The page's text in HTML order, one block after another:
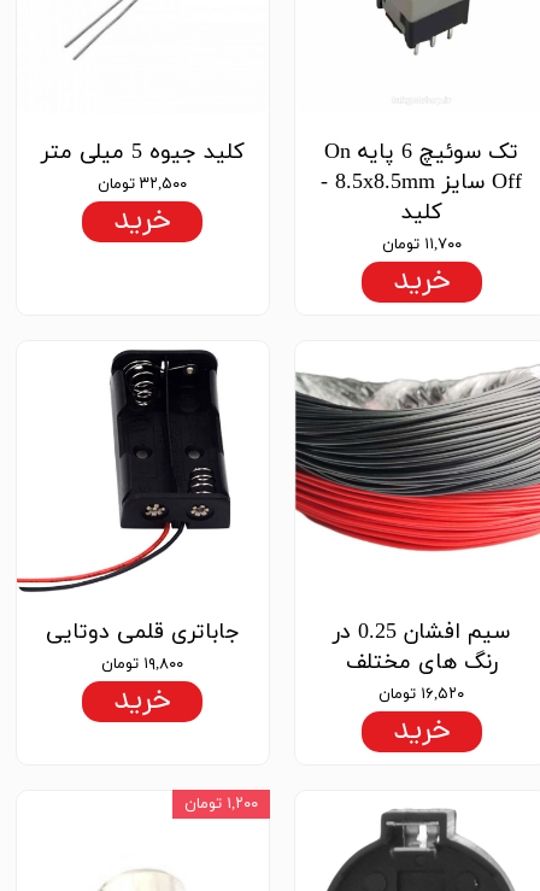
★★★
تک سوئیچ 6 پایه On
Off سایز 8.5x8.5mm -
کلید
۱۱,۷۰۰ تومان
خرید
کلید جیوه 5 میلی متر
۳۲,۵۰۰ تومان
خرید
سیم افشان 0.25 در
رنگ های مختلف
۱۶,۵۲۰ تومان
خرید
جاباتری قلمی دوتایی
۱۹,۸۰۰ تومان
خرید
۱,۲۰۰ تومان